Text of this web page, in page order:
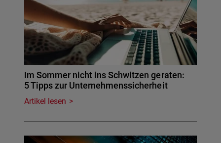
Im Sommer nicht ins Schwitzen geraten:
5 Tipps zur Unternehmenssicherheit
Artikel lesen